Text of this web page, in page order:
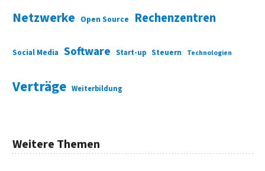
Netzwerke Open Source Rechenzentren
Social Media Software Start-up Steuern Technologien
Verträge Weiterbildung
Weitere Themen